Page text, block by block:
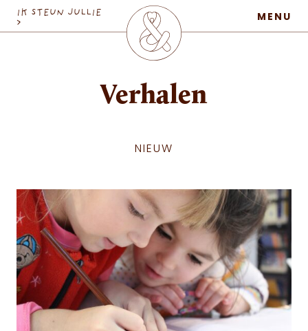
MaatschapWij
MENU
IK STEUN JULLIE
>
Verhalen
NIEUW